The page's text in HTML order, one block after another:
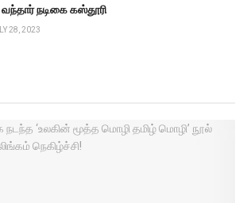
நடிகை கஸ்தூரி
28, 2023